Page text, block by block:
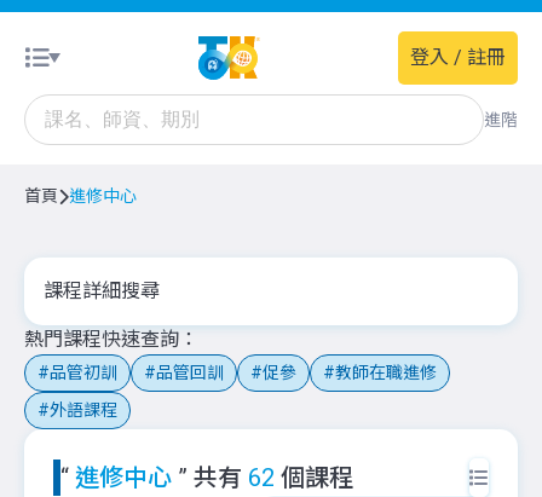
進階
登入 / 註冊
首頁 進修中心
課程詳細搜尋
熱門課程快速查詢
品管初訓 品管回訓 促參
教師在職進修
外語課程
“ 進修中心 ” 共有 62 個課程